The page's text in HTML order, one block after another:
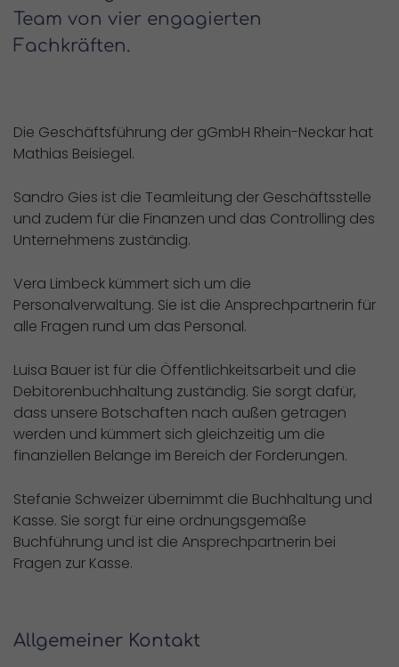
Team von vier engagierten
Fachkräften.
Die Geschäftsführung der gGmbH Rhein-Neckar hat
Mathias Beisiegel.
Sandro Gies ist die Teamleitung der Geschäftsstelle
und zudem für die Finanzen und das Controlling des
Unternehmens zuständig.
Vera Limbeck kümmert sich um die
Personalverwaltung. Sie ist die Ansprechpartnerin für
alle Fragen rund um das Personal.
Luisa Bauer ist für die Öffentlichkeitsarbeit und die
Debitorenbuchhaltung zuständig. Sie sorgt dafür,
dass unsere Botschaften nach außen getragen
werden und kümmert sich gleichzeitig um die
finanziellen Belange im Bereich der Forderungen.
Stefanie Schweizer übernimmt die Buchhaltung und
Kasse. Sie sorgt für eine ordnungsgemäße
Buchführung und ist die Ansprechpartnerin bei
Fragen zur Kasse.
Allgemeiner Kontakt